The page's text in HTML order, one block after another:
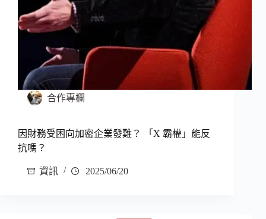
合作專欄
因財務受困向加密企業發難？ 「X 霸權」能反
抗嗎？
資訊 2025/06/20